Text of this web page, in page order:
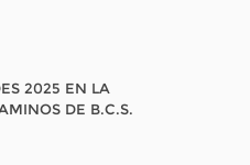
2025 EN LA
DE B.C.S.